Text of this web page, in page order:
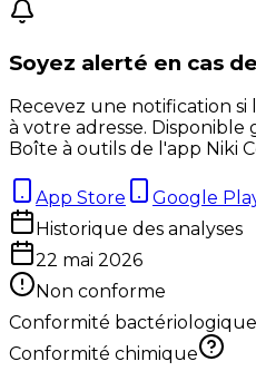
Soyez alerté en cas
Recevez une notification
à votre adresse.
Boîte à outils de l'app Niki
App Store
Google
Historique des analyses
22 mai 2026
Non conforme
Conformité bactériologique
Conformité chimique